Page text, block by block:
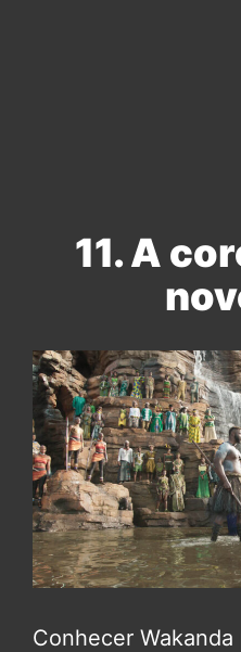
11. A
Conhecer